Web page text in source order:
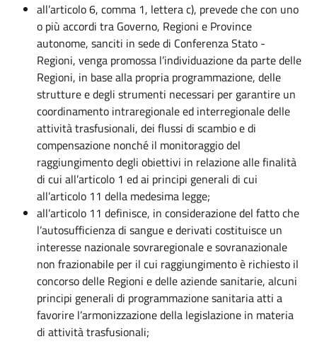
all’articolo 6, comma 1, lettera c), prevede che con uno
o più accordi tra Governo, Regioni e Province
autonome, sanciti in sede di Conferenza Stato -
Regioni, venga promossa l’individuazione da parte delle
Regioni, in base alla propria programmazione, delle
strutture e degli strumenti necessari per garantire un
coordinamento intraregionale ed interregionale delle
attività trasfusionali, dei flussi di scambio e di
compensazione nonché il monitoraggio del
raggiungimento degli obiettivi in relazione alle finalità
di cui all’articolo 1 ed ai principi generali di cui
all’articolo 11 della medesima legge;
all’articolo 11 definisce, in considerazione del fatto che
l’autosufficienza di sangue e derivati costituisce un
interesse nazionale sovraregionale e sovranazionale
non frazionabile per il cui raggiungimento è richiesto il
concorso delle Regioni e delle aziende sanitarie, alcuni
principi generali di programmazione sanitaria atti a
favorire l’armonizzazione della legislazione in materia
di attività trasfusionali;